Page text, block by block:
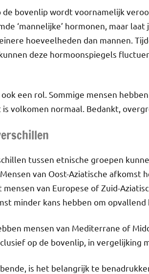
de bovenlip wordt voornamelijk
‘mannelijke’ hormonen, maar
hoeveelheden dan mannen.
deze hormoonspiegels
een rol. Sommige mensen
is volkomen normaal. Bedankt,
tussen etnische groepen
van Oost-Aziatische afkomst
van Europese of Zuid-
minder kans hebben om opvallend
mensen van Mediterrane of
op de bovenlip, in vergelijking
is het belangrijk te